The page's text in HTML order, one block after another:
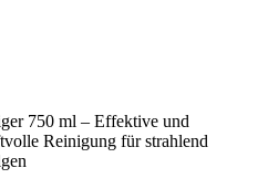
750 ml – Effektive und
Reinigung für strahlend